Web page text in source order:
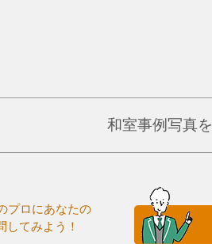
和室事例写真
プロにあなたの
してみよう！